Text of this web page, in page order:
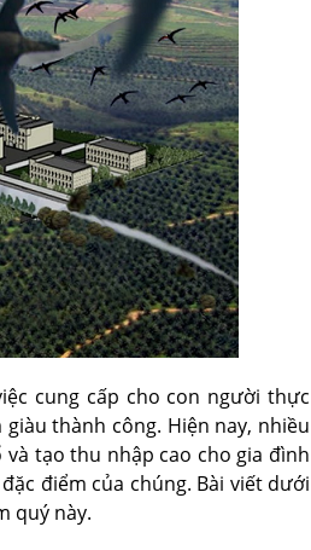
cung cấp cho con người thực
thành công. Hiện nay, nhiều
tạo thu nhập cao cho gia đình
điểm của chúng. Bài viết dưới
quý này.